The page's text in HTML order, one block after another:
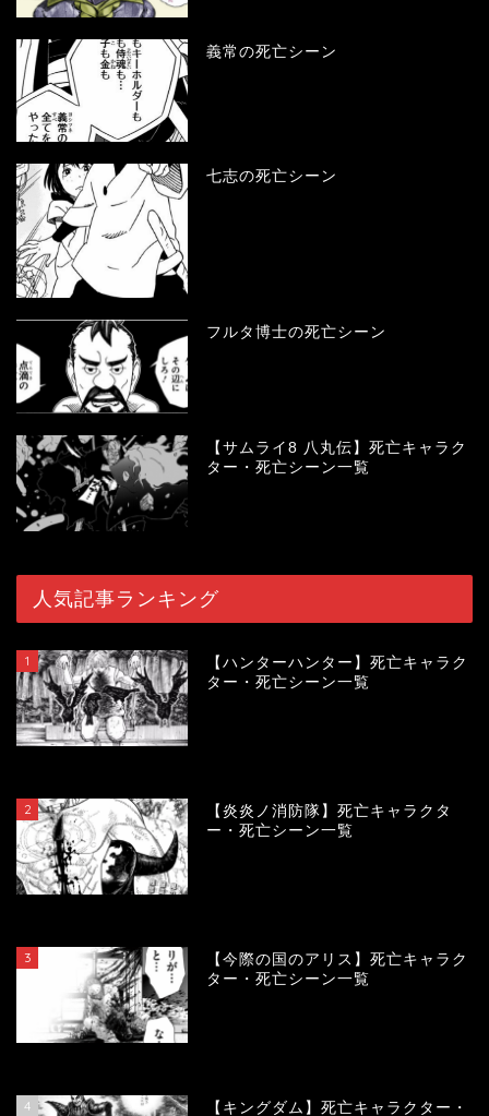
義常の死亡シーン
七志の死亡シーン
フルタ博士の死亡シーン
【サムライ8 八丸伝】死亡キャラク
ター・死亡シーン一覧
人気記事ランキング
1
【ハンターハンター】死亡キャラク
ター・死亡シーン一覧
2
【炎炎ノ消防隊】死亡キャラクタ
ー・死亡シーン一覧
3
【今際の国のアリス】死亡キャラク
ター・死亡シーン一覧
4
【キングダム】死亡キャラクター・